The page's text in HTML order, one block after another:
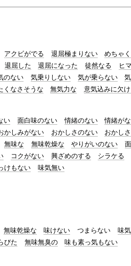
アクビがでる 退屈極まりない めちゃ
退屈した 退屈になった 徒然なる ヒ
のない 気乗りしない 気が乗らない
くなさそうな 無気力な 意気込みに欠
い 面白味のない 情緒のない 情緒が
かしみがない おかしさのない おかし
無味な 無味乾燥な やりがいのない
コクがない 興ざめのする シラケる
けもない 味気無い
無味乾燥な 味けない つまらない 味
びた 無味無臭の 味も素っ気もない